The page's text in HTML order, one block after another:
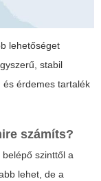
lehetőséget
stabil
és érdemes tartalék
számíts?
szinttől a
lehet, de a